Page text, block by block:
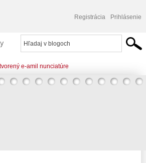
Registrácia Prihlásenie
e-amil nunciatúre